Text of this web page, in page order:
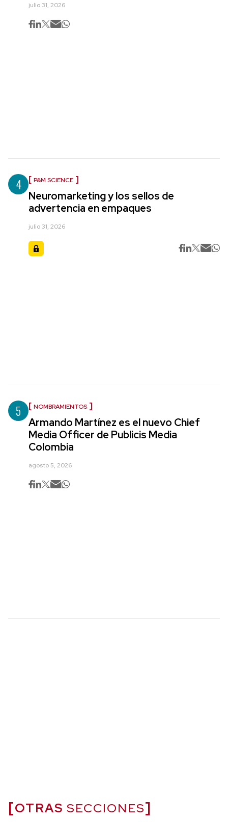
julio 31, 2026
4 P&M SCIENCE
Neuromarketing y los sellos de
advertencia en empaques
julio 31, 2026
5 NOMBRAMIENTOS
Armando Martínez es el nuevo Chief
Media Officer de Publicis Media
Colombia
agosto 5, 2026
OTRAS SECCIONES